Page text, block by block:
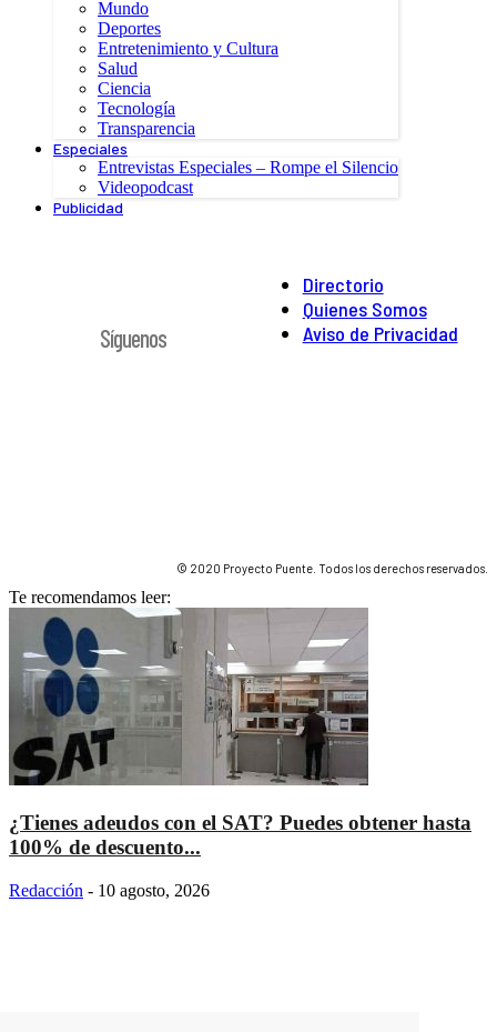
Mundo
Deportes
Entretenimiento y Cultura
Salud
Ciencia
Tecnología
Transparencia
Especiales
Entrevistas Especiales – Rompe el Silencio
Videopodcast
Publicidad
Directorio
Quienes Somos
Aviso de Privacidad
Síguenos
© 2020 Proyecto Puente. Todos los derechos reservados.
Te recomendamos leer:
¿Tienes adeudos con el SAT? Puedes obtener hasta
100% de descuento...
Redacción - 10 agosto, 2026